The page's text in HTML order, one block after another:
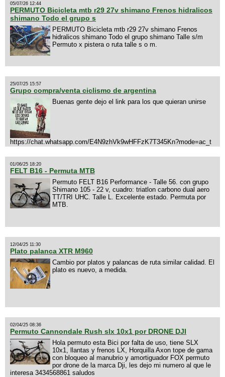
05/07/26 12:44
PERMUTO Bicicleta mtb r29 27v shimano Frenos hidralicos
shimano Todo el grupo s
PERMUTO Bicicleta mtb r29 27v shimano Frenos
hidralicos shimano Todo el grupo shimano Talle s/m
Permuto x pistera o ruta talle s o m.
25/07/25 15:57
Grupo compra/venta ciclismo de argentina
Buenas gente dejo el link para los que quieran unirse
https://chat.whatsapp.com/E4N9zhVk9wHFFzK7T345Kn?mode=ac_t
01/06/25 18:20
FELT B16 - Permuta MTB
Permuto FELT B16 Performance - Talle 56. con grupo
Shimano 105 - 22 v, cuadro: triatlon carbono dual aero
TT/TRI UHC. Talle L. Excelente estado. Permuta por
MTB.
12/04/25 11:30
Plato palanca XTR M960
Cambio por platos y palancas de ruta similar calidad. El
plato es nuevo, a medida.
02/04/25 08:36
Permuto Cannondale Rush slx 10x1 por DRONE DJI
Hola permuto esta Bici por falta de uso, tiene SLX
10x1, llantas y frenos LX, Horquilla Axon tope de gama
con bloqueo al manubrio y amortiguador FOX permuto
por drone de la marca Dji, les dejo mi numero al que le
interesa 3434568861 saludos